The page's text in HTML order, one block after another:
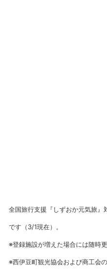
全国旅行支援『しずおか元気旅』
です（3/1現在）。
※登録施設が増えた場合には随時更
※西伊豆町観光協会および商工会